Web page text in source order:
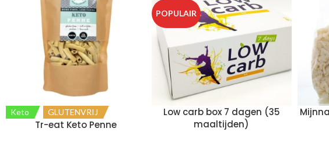
Keto GLUTENVRIJ
Tr-eat Keto Penne
POPULAIR
Low carb box 7 dagen (35
maaltijden)